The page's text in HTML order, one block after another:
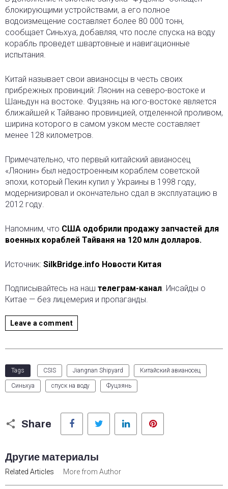
блокирующими устройствами, а его полное
водоизмещение составляет более 80 000 тонн,
сообщает Синьхуа, добавляя, что после спуска на воду
корабль проведет швартовные и навигационные
испытания.
Китай называет свои авианосцы в честь своих
прибрежных провинций: Ляонин на северо-востоке и
Шаньдун на востоке. Фуцзянь на юго-востоке является
ближайшей к Тайваню провинцией, отделенной проливом,
ширина которого в самом узком месте составляет
менее 128 километров.
Примечательно, что первый китайский авианосец
«Ляонин» был недостроенным кораблем советской
эпохи, который Пекин купил у Украины в 1998 году,
модернизировал и окончательно сдал в эксплуатацию в
2012 году.
Напомним, что США одобрили продажу запчастей для
военных кораблей Тайваня на 120 млн долларов.
Источник: SilkBridge.info Новости Китая
Подписывайтесь на наш телеграм-канал. Инсайды о
Китае — без лицемерия и пропаганды.
Leave a comment
Tags CSIS Jiangnan Shipyard Китайский авианосец
Синьхуа спуск на воду Фуцзянь
Share
Facebook Twitter LinkedIn
Другие материалы
Related Articles More from Author